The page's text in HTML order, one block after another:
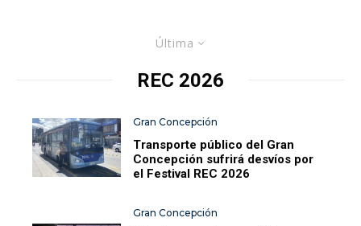
Última
REC 2026
Gran Concepción
Transporte público del Gran
Concepción sufrirá desvíos por
el Festival REC 2026
Gran Concepción